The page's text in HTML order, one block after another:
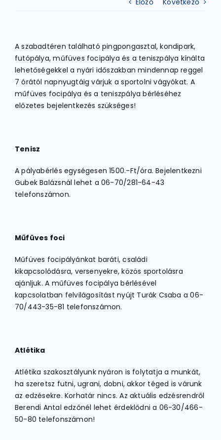
KERÉKPÁR
EGYÉB SPORTÁGAK
TAGDÍJ BEFIZETÉS
Előző Következő
A szabadtéren található pingpongasztal, kondipark,
futópálya, műfüves focipálya és a teniszpálya kínálta
lehetőségekkel a nyári időszakban mindennap reggel
7 órától napnyugtáig várjuk a sportolni vágyókat. A
műfüves focipálya és a teniszpálya bérléséhez
előzetes bejelentkezés szükséges!
Tenisz
A pályabérlés egységesen 1500.-Ft/óra. Bejelentkezni
Gubek Balázsnál lehet a 06-70/281-64-43
telefonszámon.
Műfüves foci
Műfüves focipályánkat baráti, családi
kikapcsolódásra, versenyekre, közös sportolásra
ajánljuk. A műfüves focipálya bérlésével
kapcsolatban felvilágosítást nyújt Turák Csaba a 06-
70/443-35-81 telefonszámon.
Atlétika
Atlétika szakosztályunk nyáron is folytatja a munkát,
ha szeretsz futni, ugrani, dobni, akkor téged is várunk
az edzésekre. Korhatár nincs. Az aktuális edzésrendről
Berendi Antal edzőnél lehet érdeklődni a 06-30/466-
50-80 telefonszámon!